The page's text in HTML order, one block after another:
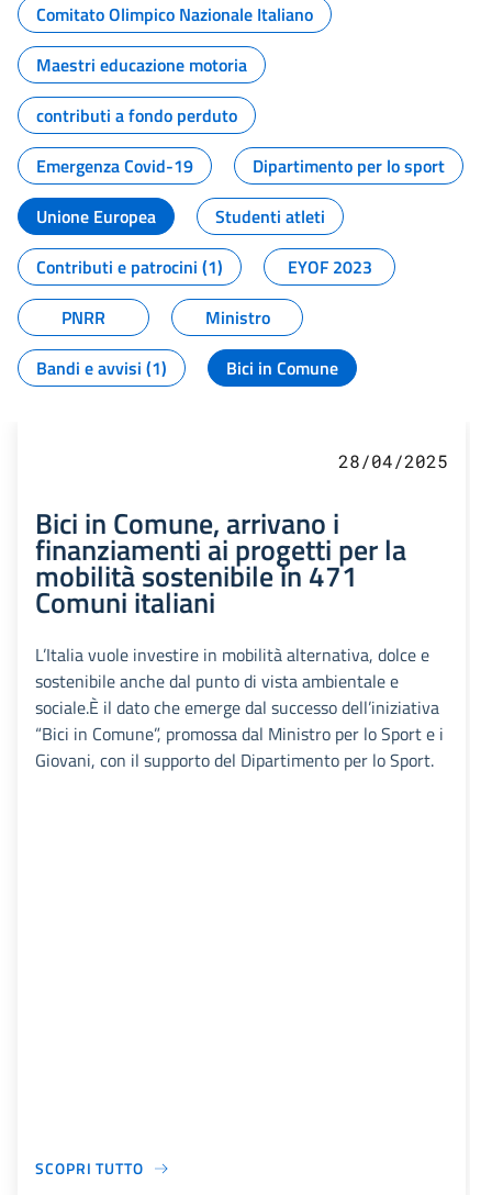
Comitato Olimpico Nazionale Italiano
Maestri educazione motoria
contributi a fondo perduto
Emergenza Covid-19
Dipartimento per lo sport
Unione Europea
Studenti atleti
Contributi e patrocini (1)
EYOF 2023
PNRR
Ministro
Bandi e avvisi (1)
Bici in Comune
28/04/2025
Bici in Comune, arrivano i
finanziamenti ai progetti per la
mobilità sostenibile in 471
Comuni italiani
L’Italia vuole investire in mobilità alternativa, dolce e
sostenibile anche dal punto di vista ambientale e
sociale.È il dato che emerge dal successo dell’iniziativa
“Bici in Comune”, promossa dal Ministro per lo Sport e i
Giovani, con il supporto del Dipartimento per lo Sport.
SCOPRI TUTTO